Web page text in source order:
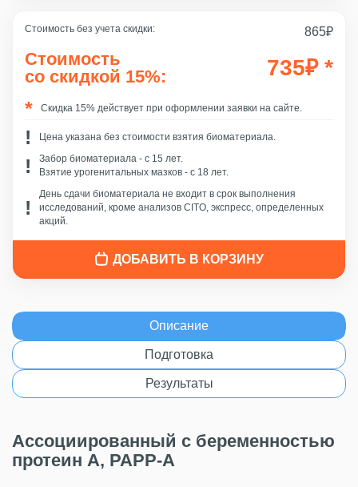
Стоимость без учета скидки: 865₽
Стоимость
со скидкой 15%:
735₽ *
Скидка 15% действует при оформлении заявки на сайте.
Цена указана без стоимости взятия биоматериала.
Забор биоматериала - c 15 лет.
Взятие урогенитальных мазков - с 18 лет.
День сдачи биоматериала не входит в срок выполнения
исследований, кроме анализов CITO, экспресс, определенных
акций.
ДОБАВИТЬ В КОРЗИНУ
Описание
Подготовка
Результаты
Ассоциированный с беременностью
протеин А, PAPP-A